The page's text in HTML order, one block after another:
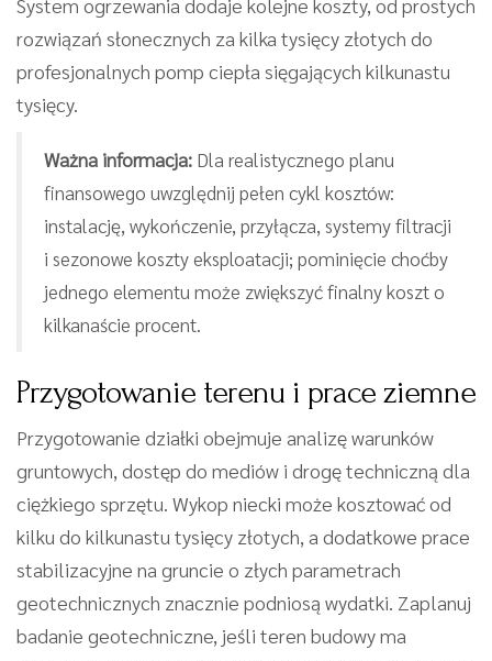
rozwiązań słonecznych za kilka tysięcy złotych do
profesjonalnych pomp ciepła sięgających kilkunastu
tysięcy.
Ważna informacja: Dla realistycznego planu
finansowego uwzględnij pełen cykl kosztów:
instalację, wykończenie, przyłącza, systemy filtracji
i sezonowe koszty eksploatacji; pominięcie choćby
jednego elementu może zwiększyć finalny koszt o
kilkanaście procent.
Przygotowanie terenu i prace ziemne
Przygotowanie działki obejmuje analizę warunków
gruntowych, dostęp do mediów i drogę techniczną dla
ciężkiego sprzętu. Wykop niecki może kosztować od
kilku do kilkunastu tysięcy złotych, a dodatkowe prace
stabilizacyjne na gruncie o złych parametrach
geotechnicznych znacznie podniosą wydatki. Zaplanuj
badanie geotechniczne, jeśli teren budowy ma